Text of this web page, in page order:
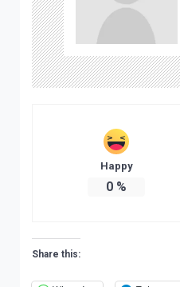
Happy
0 %
Share this: